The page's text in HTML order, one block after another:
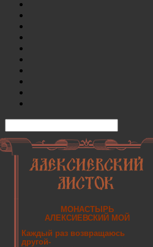
МОНАСТЫРЬ
АЛЕКСИЕВСКИЙ МОЙ
Каждый раз возвращаюсь
другой-